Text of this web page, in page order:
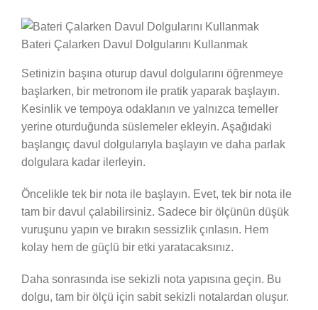
Bateri Çalarken Davul Dolgularını Kullanmak
Setinizin başına oturup davul dolgularını öğrenmeye
başlarken, bir metronom ile pratik yaparak başlayın.
Kesinlik ve tempoya odaklanın ve yalnızca temeller
yerine oturduğunda süslemeler ekleyin. Aşağıdaki
başlangıç davul dolgularıyla başlayın ve daha parlak
dolgulara kadar ilerleyin.
Öncelikle tek bir nota ile başlayın. Evet, tek bir nota ile
tam bir davul çalabilirsiniz. Sadece bir ölçünün düşük
vuruşunu yapın ve bırakın sessizlik çınlasın. Hem
kolay hem de güçlü bir etki yaratacaksınız.
Daha sonrasında ise sekizli nota yapısına geçin. Bu
dolgu, tam bir ölçü için sabit sekizli notalardan oluşur.